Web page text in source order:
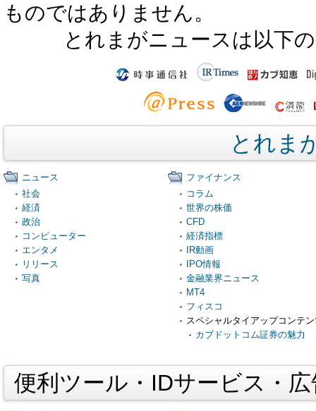
ものではありません。
とれまがニュースは以下
とれま
ニュース
社会
経済
政治
コンピューター
エンタメ
リリース
写真
ファイナンス
コラム
世界の株価
CFD
経済指標
IR動画
IPO情報
金融業界ニュース
MT4
フィスコ
スペシャルタイアップコンテ
カブドットコム証券の魅力
便利ツール・IDサービス・